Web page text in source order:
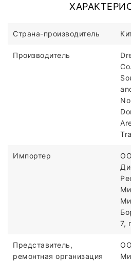
Страна-производитель
Производитель
Импортер
7,
Представитель,
ремонтная организация